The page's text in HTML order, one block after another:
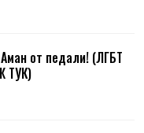
от педали! (ЛГБТ
ТУК)